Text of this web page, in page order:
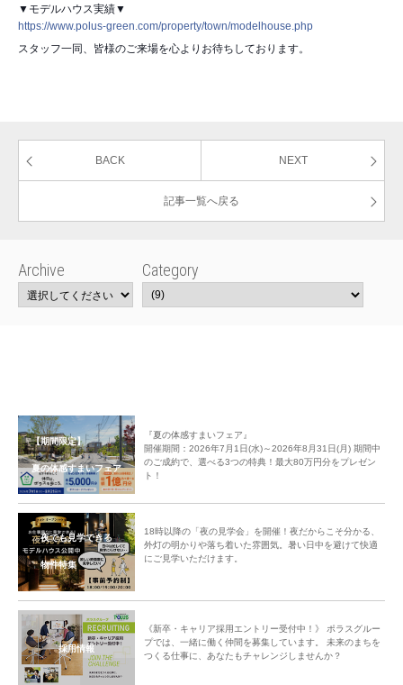
▼モデルハウス実績▼
https://www.polus-green.com/property/town/modelhouse.php
スタッフ一同、皆様のご来場を心よりお待ちしております。
BACK NEXT
記事一覧へ戻る
Archive Category
【期間限定】
夏の体感すまいフェア
『夏の体感すまいフェア』
開催期間：2026年7月1日(水)～2026年8月31日(月) 期間中
のご成約で、選べる3つの特典！最大80万円分をプレゼン
ト！
夜でも見学できる
物件特集
18時以降の「夜の見学会」を開催！夜だからこそ分かる、
外灯の明かりや落ち着いた雰囲気。暑い日中を避けて快適
にご見学いただけます。
採用情報
《新卒・キャリア採用エントリー受付中！》 ポラスグルー
プでは、一緒に働く仲間を募集しています。 未来のまちを
つくる仕事に、あなたもチャレンジしませんか？